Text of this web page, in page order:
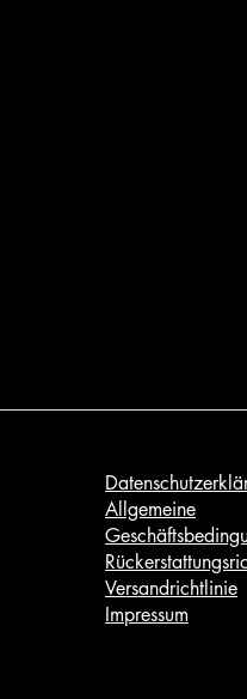
Allgemeine
Versandrichtlinie
Impressum